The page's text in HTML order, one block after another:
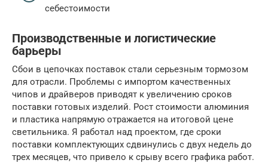
себестоимости
Производственные и логистические
барьеры
Сбои в цепочках поставок стали серьезным тормозом
для отрасли. Проблемы с импортом качественных
чипов и драйверов приводят к увеличению сроков
поставки готовых изделий. Рост стоимости алюминия
и пластика напрямую отражается на итоговой цене
светильника. Я работал над проектом, где сроки
поставки комплектующих сдвинулись с двух недель до
трех месяцев, что привело к срыву всего графика работ.